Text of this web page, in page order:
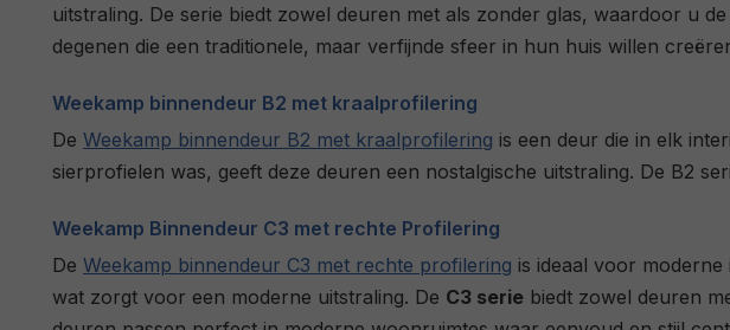
uitstraling. De serie biedt zowel deuren met als zonder glas, waardoor u
degenen die een traditionele, maar verfijnde sfeer in hun huis willen
Weekamp binnendeur B2 met kraalprofilering
De Weekamp binnendeur B2 met kraalprofilering is een deur die in elk
sierprofielen was, geeft deze deuren een nostalgische uitstraling. De B2
Weekamp Binnendeur C3 met rechte Profilering
De Weekamp binnendeur C3 met rechte profilering is ideaal voor
wat zorgt voor een moderne uitstraling. De C3 serie biedt zowel deuren